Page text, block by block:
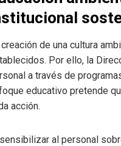
creación de una cultura
Por ello, la
a través de
educativo pretende
acción.
al personal